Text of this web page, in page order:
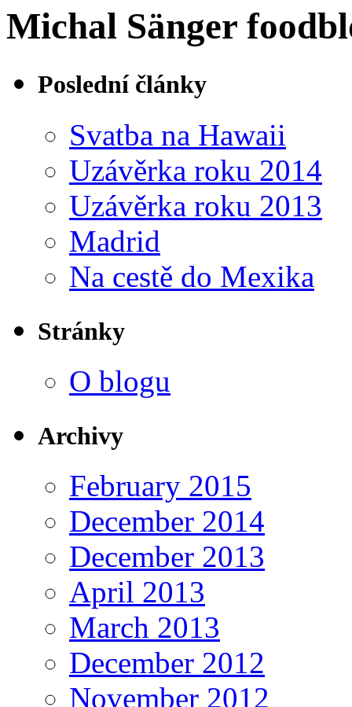
Michal Sänger
Poslední články
Svatba na Hawaii
Uzávěrka roku 2014
Uzávěrka roku 2013
Madrid
Na cestě do Mexika
Stránky
O blogu
Archivy
February 2015
December 2014
December 2013
April 2013
March 2013
December 2012
November 2012